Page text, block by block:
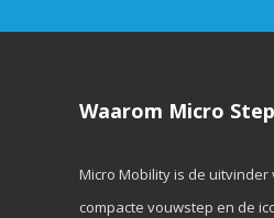
Waarom Micro
Micro Mobility is de uitvinder
compacte vouwstep en de